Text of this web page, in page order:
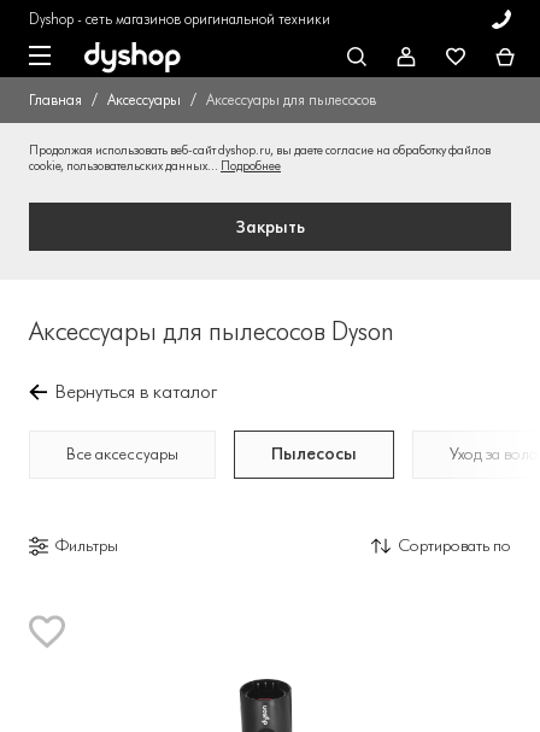
Dyshop - сеть магазинов оригинальной техники
Главная Аксессуары Аксессуары для пылесосов
Продолжая использовать веб-сайт dyshop.ru, вы даете согласие на обработку файлов
cookie, пользовательских данных... Подробнее
Закрыть
Аксессуары для пылесосов Dyson
Вернуться в каталог
Все аксессуары Пылесосы Уход за
Фильтры Сортировать по